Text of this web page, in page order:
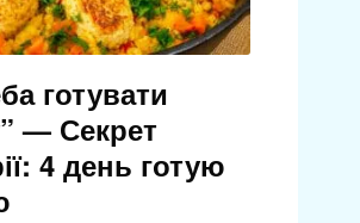
готувати
— Секрет
4 день готую